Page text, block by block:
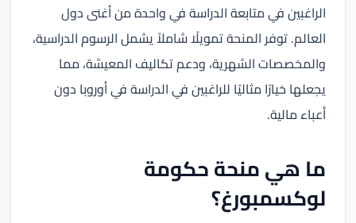
الراغبين في متابعة الدراسة في واحدة من أغنى دول
العالم. توفر المنحة تمويلًا شاملاً يشمل الرسوم الدراسية،
والمخصصات الشهرية، ودعم تكاليف المعيشة، مما
يجعلها خيارًا مثاليًا للراغبين في الدراسة في أوروبا دون
أعباء مالية.
ما هي منحة حكومة
لوكسمبورغ؟